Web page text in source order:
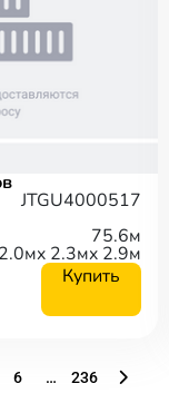
JTGU4000517
75.6м
x 2.3мx 2.9м
Купить
6 … 236